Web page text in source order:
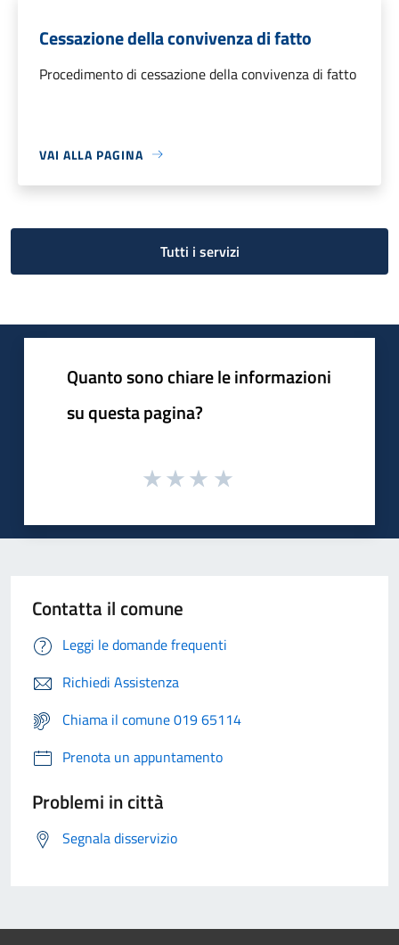
Cessazione della convivenza di fatto
Procedimento di cessazione della convivenza di fatto
VAI ALLA PAGINA
Tutti i servizi
Quanto sono chiare le informazioni
su questa pagina?
Contatta il comune
Leggi le domande frequenti
Richiedi Assistenza
Chiama il comune 019 65114
Prenota un appuntamento
Problemi in città
Segnala disservizio